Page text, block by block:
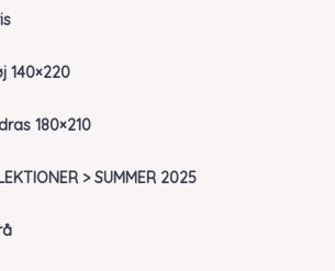
140×220
180×210
> SUMMER 2025